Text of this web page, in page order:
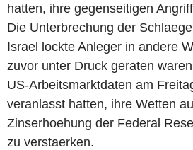
hatten, ihre gegenseitigen
Die Unterbrechung der
Israel lockte Anleger in andere
zuvor unter Druck geraten
US-Arbeitsmarktdaten am
veranlasst hatten, ihre Wetten
Zinserhoehung der Federal
zu verstaerken.